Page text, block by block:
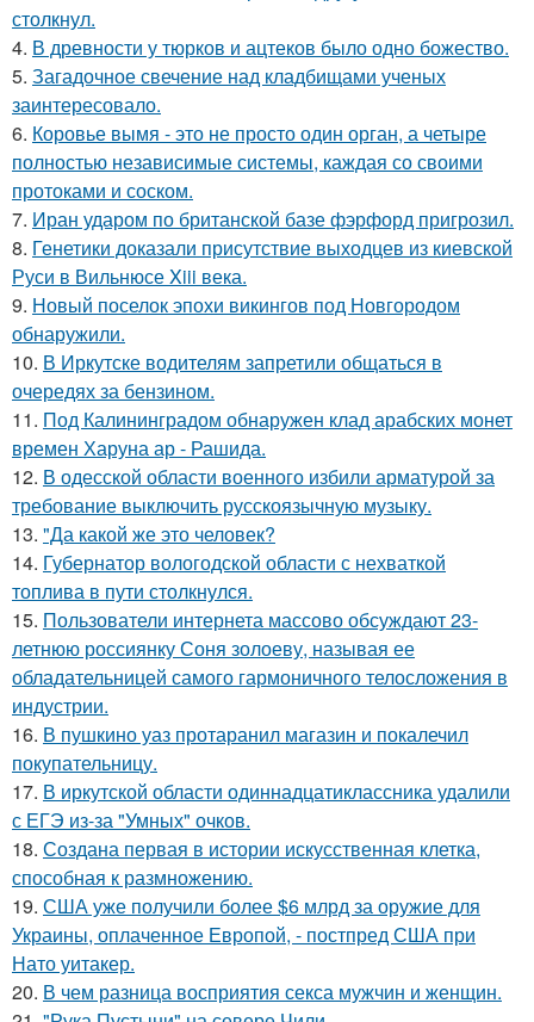
столкнул.
4. В древности у тюрков и ацтеков было одно божество.
5. Загадочное свечение над кладбищами ученых
заинтересовало.
6. Коровье вымя - это не просто один орган, а четыре
полностью независимые системы, каждая со своими
протоками и соском.
7. Иран ударом по британской базе фэрфорд пригрозил.
8. Генетики доказали присутствие выходцев из киевской
Руси в Вильнюсе Xiii века.
9. Новый поселок эпохи викингов под Новгородом
обнаружили.
10. В Иркутске водителям запретили общаться в
очередях за бензином.
11. Под Калининградом обнаружен клад арабских монет
времен Харуна ар - Рашида.
12. В одесской области военного избили арматурой за
требование выключить русскоязычную музыку.
13. "Да какой же это человек?
14. Губернатор вологодской области с нехваткой
топлива в пути столкнулся.
15. Пользователи интернета массово обсуждают 23-
летнюю россиянку Соня золоеву, называя ее
обладательницей самого гармоничного телосложения в
индустрии.
16. В пушкино уаз протаранил магазин и покалечил
покупательницу.
17. В иркутской области одиннадцатиклассника удалили
с ЕГЭ из-за "Умных" очков.
18. Создана первая в истории искусственная клетка,
способная к размножению.
19. США уже получили более $6 млрд за оружие для
Украины, оплаченное Европой, - постпред США при
Нато уитакер.
20. В чем разница восприятия секса мужчин и женщин.